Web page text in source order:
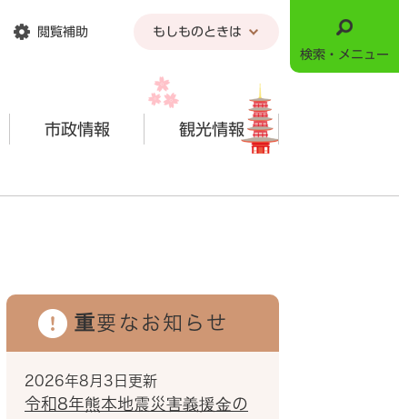
閲覧補助 もしものときは
市政情報 観光情報
検索・メニュー
重要なお知らせ
2026年8月3日更新
令和8年熊本地震災害義援金の